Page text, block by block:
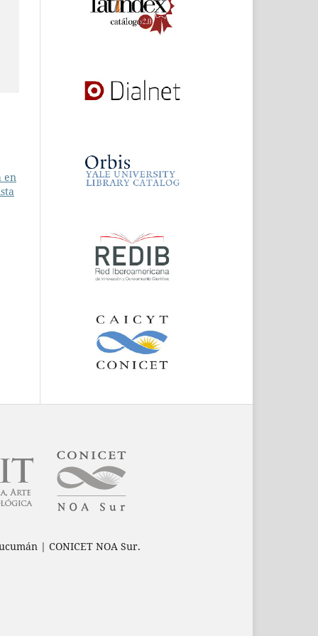
en
| CONICET NOA Sur.